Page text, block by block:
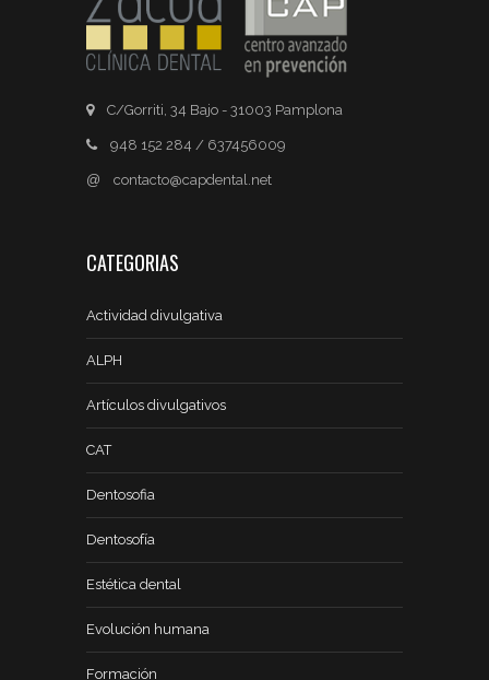
C/Gorriti, 34 Bajo - 31003 Pamplona
948 152 284 / 637456009
@ contacto@capdental.net
CATEGORIAS
Actividad divulgativa
ALPH
Artículos divulgativos
CAT
Dentosofia
Dentosofía
Estética dental
Evolución humana
Formación